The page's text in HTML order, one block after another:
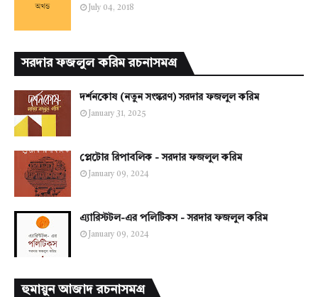
July 04, 2018
সরদার ফজলুল করিম রচনাসমগ্র
দর্শনকোষ (নতুন সংস্করণ) সরদার ফজলুল করিম
January 31, 2025
প্লেটোর রিপাবলিক - সরদার ফজলুল করিম
January 09, 2024
এ্যারিস্টটল-এর পলিটিকস - সরদার ফজলুল করিম
January 09, 2024
হুমায়ুন আজাদ রচনাসমগ্র